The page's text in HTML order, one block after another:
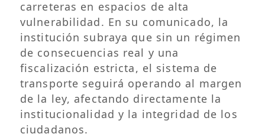
carreteras en espacios de alta
vulnerabilidad. En su comunicado, la
institución subraya que sin un régimen
de consecuencias real y una
fiscalización estricta, el sistema de
transporte seguirá operando al margen
de la ley, afectando directamente la
institucionalidad y la integridad de los
ciudadanos.